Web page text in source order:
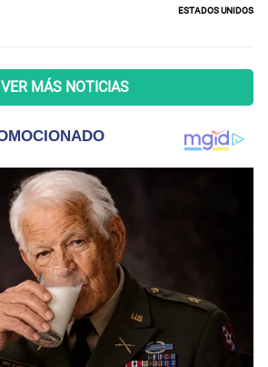
Estados Unidos
VER MÁS NOTICIAS